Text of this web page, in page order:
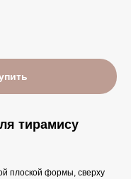
тирамису
плоской формы, сверху